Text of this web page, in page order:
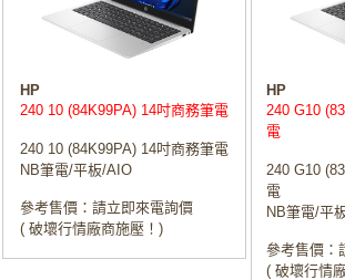
HP
240 10 (84K99PA) 14吋商務筆電
240 10 (84K99PA) 14吋商務筆電
NB筆電/平板/AIO
參考售價：請立即來電詢價
( 破壞行情廠商施壓！)
HP
240 G10
電
240 G10
電
NB筆電/平
參考售價：
( 破壞行情